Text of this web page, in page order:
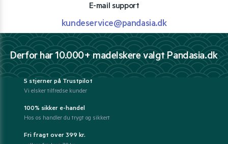
E-mail support
kundeservice@pandasia.dk
Derfor har 10.000+ madelskere valgt Pandasia.dk
5 stjerner på Trustpilot
Vi elsker tilfredse kunder
100% sikker e-handel
Hos os handler du trygt og sikkert
Fri fragt over 399 kr.